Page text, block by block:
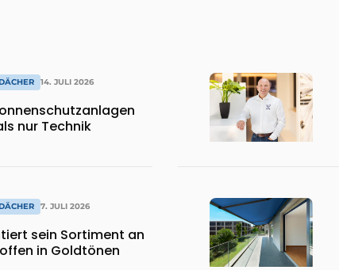
14. JULI 2026
nur Technik
7. JULI 2026
sein Sortiment an
in Goldtönen